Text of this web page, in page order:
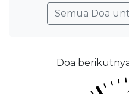
Semua Doa
Doa